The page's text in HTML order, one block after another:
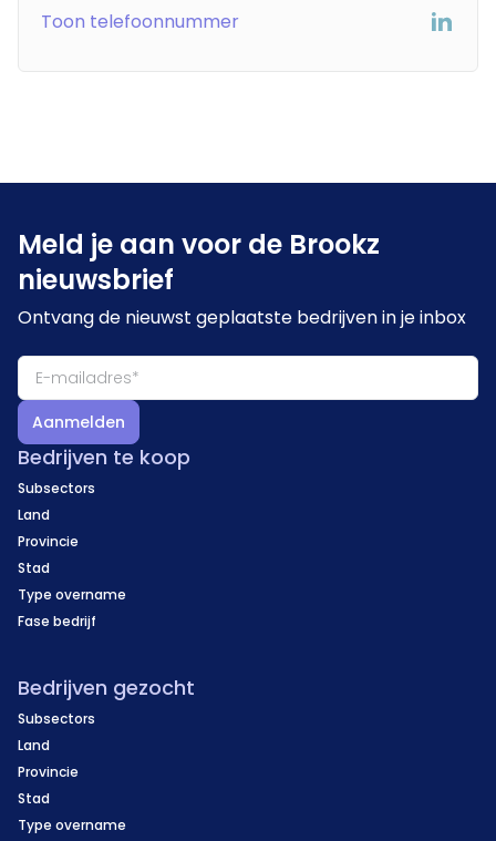
Toon telefoonnummer
Meld je aan voor de Brookz
nieuwsbrief
Ontvang de nieuwst geplaatste bedrijven in je inbox
Aanmelden
Bedrijven te koop
Subsectors
Land
Provincie
Stad
Type overname
Fase bedrijf
Bedrijven gezocht
Subsectors
Land
Provincie
Stad
Type overname